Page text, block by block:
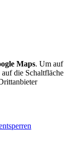
Maps. Um auf
die Schaltfläche